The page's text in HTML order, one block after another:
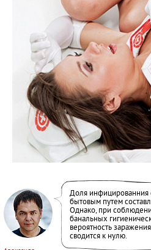
Доля
бытовым путем
Однако, при
банальных
вероятность
сводится к нулю.